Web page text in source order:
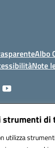
strumenti di
utilizza
Albo
Note
- PEC: